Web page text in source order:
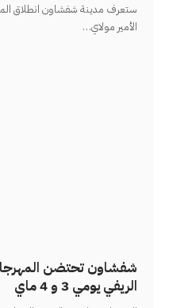
ستعرف مدينة شفشاون انطلاق
الأمير مولاي…
شفشاون تحتضن
الريفي يومي 3 و 4 ماي